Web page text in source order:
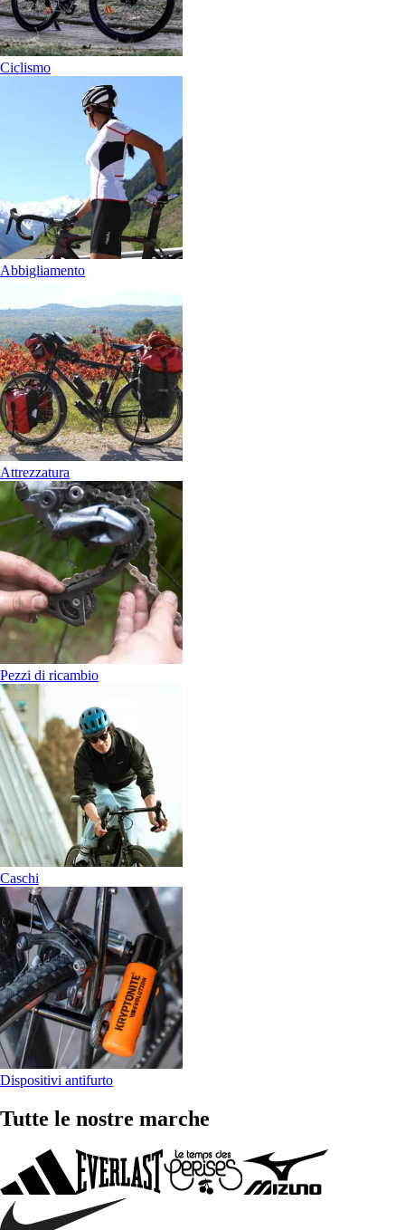
Ciclismo
Abbigliamento
Attrezzatura
Pezzi di ricambio
Caschi
Dispositivi antifurto
Tutte le nostre marche